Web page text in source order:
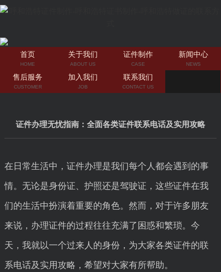
首页
HOME
关于我们
ABOUT US
证件制作
CASE
新闻中心
NEWS
售后服务
CUSTOMER
加入我们
JOB
联系我们
CONTACT US
证件办理无忧指南：全面各类证件联系电话及实用攻略
在日常生活中，证件办理是我们每个人都会遇到的事
情。无论是身份证、护照还是驾驶证，这些证件在我
们的生活中扮演着重要的角色。然而，对于许多朋友
来说，办理证件的过程往往充满了困惑和繁琐。今
天，我就以一个过来人的身份，为大家各类证件的联
系电话及实用攻略，希望对大家有所帮助。